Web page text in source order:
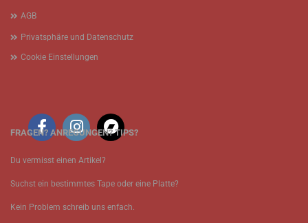
AGB
Privatsphäre und Datenschutz
Cookie Einstellungen
FRAGEN? ANREGUNGEN? TIPS?
Du vermisst einen Artikel?
Suchst ein bestimmtes Tape oder eine Platte?
Kein Problem schreib uns enfach.